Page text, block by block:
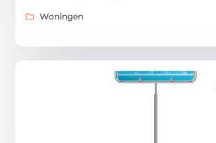
Woningen